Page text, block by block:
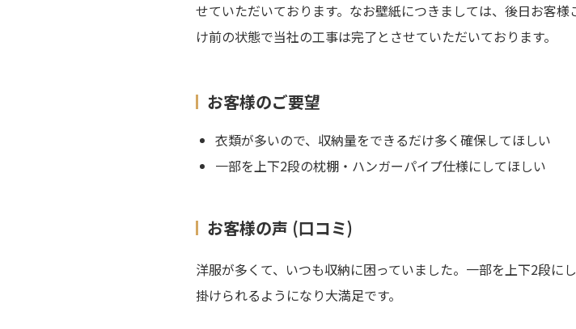
せていただいております。なお壁紙につきましては、後日お客
け前の状態で当社の工事は完了とさせていただいております。
お客様のご要望
衣類が多いので、収納量をできるだけ多く確保してほしい
一部を上下2段の枕棚・ハンガーパイプ仕様にしてほしい
お客様の声 (口コミ)
洋服が多くて、いつも収納に困っていました。一部を上下2段に
掛けられるようになり大満足です。